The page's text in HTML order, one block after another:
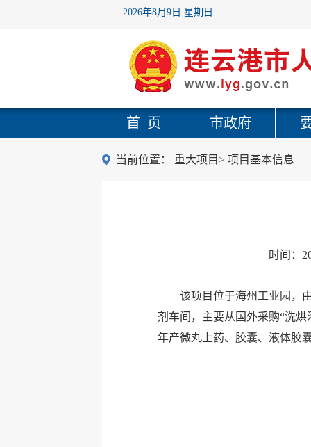
2026年8月9日 星期日
首 页 市政府
当前位置： 重大项目> 项目基本信息
时间：
该项目位于海州工业园，
剂车间，主要从国外采购“洗
年产微丸上药、胶囊、液体胶